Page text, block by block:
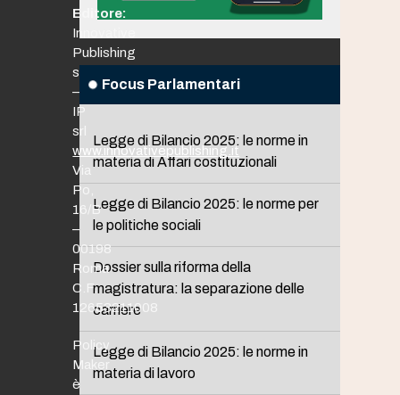
Focus Parlamentari
Legge di Bilancio 2025: le norme in
materia di Affari costituzionali
Legge di Bilancio 2025: le norme per
le politiche sociali
Dossier sulla riforma della
magistratura: la separazione delle
carriere
Legge di Bilancio 2025: le norme in
materia di lavoro
Editore:
Innovative
Publishing
srl
–
IP
srl
www.innovativepublishing.it
Via
Po,
16/B
–
00198
Roma
C.F.
12653211008
Policy
Maker
è